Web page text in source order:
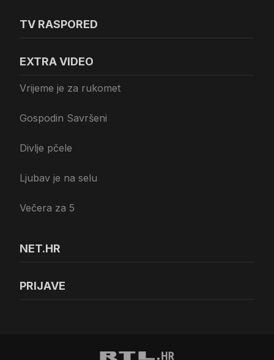
TV RASPORED
EXTRA VIDEO
Vrijeme je za rukomet
Gospodin Savršeni
Divlje pčele
Ljubav je na selu
Večera za 5
NET.HR
PRIJAVE